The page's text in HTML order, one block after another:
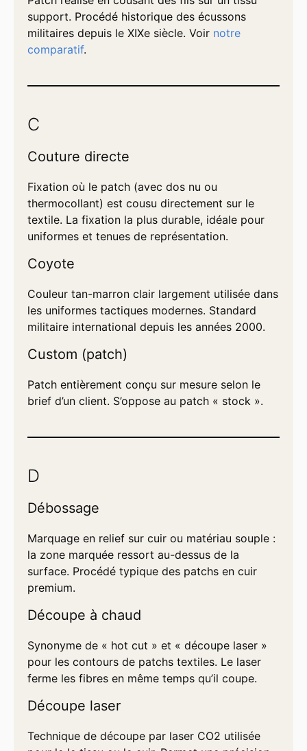
support. Procédé historique des écussons
militaires depuis le XIXe siècle. Voir notre
comparatif.
C
Couture directe
Fixation où le patch (avec dos nu ou
thermocollant) est cousu directement sur le
textile. La fixation la plus durable, idéale pour
uniformes et tenues de représentation.
Coyote
Couleur tan-marron clair largement utilisée dans
les uniformes tactiques modernes. Standard
militaire international depuis les années 2000.
Custom (patch)
Patch entièrement conçu sur mesure selon le
brief d’un client. S’oppose au patch « stock ».
D
Débossage
Marquage en relief sur cuir ou matériau souple :
la zone marquée ressort au-dessus de la
surface. Procédé typique des patchs en cuir
premium.
Découpe à chaud
Synonyme de « hot cut » et « découpe laser »
pour les contours de patchs textiles. Le laser
ferme les fibres en même temps qu’il coupe.
Découpe laser
Technique de découpe par laser CO2 utilisée